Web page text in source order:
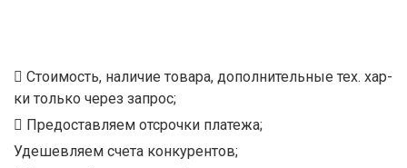
Стоимость, наличие товара, дополнительные тех. хар-
ки только через запрос;
Предоставляем отсрочки платежа;
Удешевляем счета конкурентов;